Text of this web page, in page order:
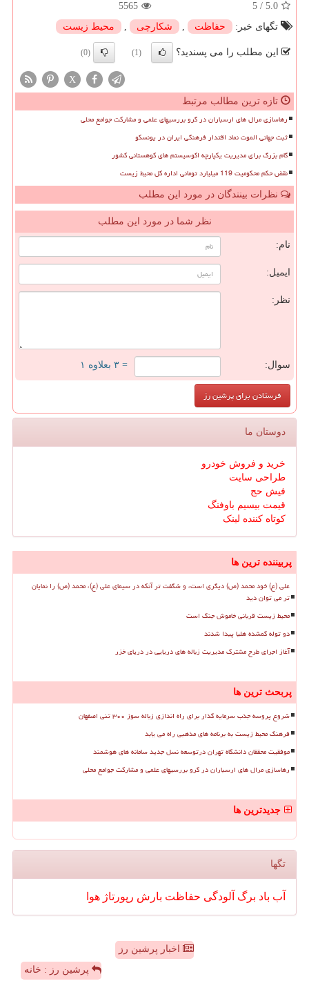
5.0
/
5
5565
تگهای خبر:
حفاظت , شكارچی , محیط زیست
این مطلب را می پسندید؟ (1)
(0)
X
تازه ترین مطالب مرتبط
رهاسازی مرال های ارسباران در گرو بررسیهای علمی و مشارکت جوامع محلی
ثبت جهانی الموت نماد اقتدار فرهنگی ایران در یونسکو
گام بزرگ برای مدیریت یکپارچه اکوسیستم های کوهستانی کشور
نقض حکم محکومیت 119 میلیارد تومانی اداره کل محیط زیست
نظرات بینندگان در مورد این مطلب
نظر شما در مورد این مطلب
نام:
ایمیل:
نظر:
سوال: = ۳ بعلاوه ۱
دوستان ما
خرید و فروش خودرو
طراحی سایت
فیش حج
قیمت بیسیم باوفنگ
کوتاه کننده لینک
پربیننده ترین ها
علی (ع) خود محمد (ص) دیگری است، و شگفت تر آنکه در سیمای علی (ع)، محمد (ص) را نمایان
تر می توان دید
محیط زیست قربانی خاموش جنگ است
دو توله گمشده هلیا پیدا شدند
آغاز اجرای طرح مشترک مدیریت زباله های دریایی در دریای خزر
پربحث ترین ها
شروع پروسه جذب سرمایه گذار برای راه اندازی زباله سوز ۳۰۰ تنی اصفهان
فرهنگ محیط زیست به برنامه های مذهبی راه می یابد
موفقیت محققان دانشگاه تهران درتوسعه نسل جدید سامانه های هوشمند
رهاسازی مرال های ارسباران در گرو بررسیهای علمی و مشارکت جوامع محلی
جدیدترین ها
تگها
آب باد برگ آلودگی حفاظت بارش رپورتاژ هوا
اخبار پرشین رز
پرشین رز : خانه